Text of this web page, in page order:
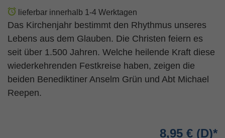
lieferbar innerhalb 1-4 Werktagen
Das Kirchenjahr bestimmt den Rhythmus unseres
Lebens aus dem Glauben. Die Christen feiern es
seit über 1.500 Jahren. Welche heilende Kraft diese
wiederkehrenden Festkreise haben, zeigen die
beiden Benediktiner Anselm Grün und Abt Michael
Reepen.
8,95 €